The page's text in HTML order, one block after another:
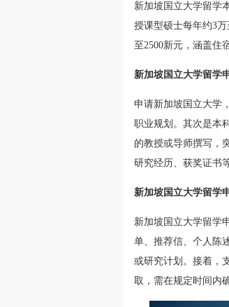
新加坡国立大学留学
授课型硕士每年约3
至2500新元，涵盖住
新加坡国立大学留学
申请新加坡国立大学
职业规划。其次是本
的教授或导师撰写，
研究经历、获奖证书
新加坡国立大学留学
新加坡国立大学留学
单、推荐信、个人陈
或研究计划。接着，
取，需在规定时间内